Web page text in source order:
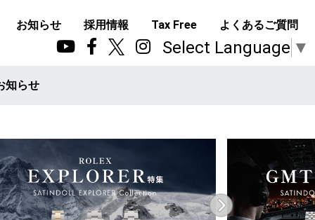
お知らせ 採用情報 Tax Free よくあるご質問
Select Language ▼
知らせ